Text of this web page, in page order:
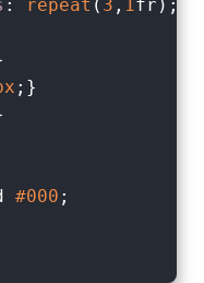
: repeat ( 3 , 1fr);
;}
#000 ;